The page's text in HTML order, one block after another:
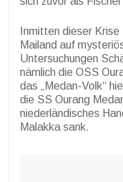
Inmitten dieser
Mailand auf
Untersuchungen
nämlich die OSS
das „Medan-Volk“
die SS Ourang
niederländisches
Malakka sank.